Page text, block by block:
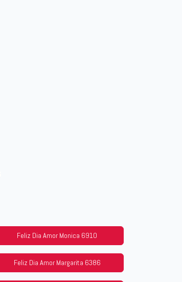
Feliz Dia Amor Monica 6910
Feliz Dia Amor Margarita 6386